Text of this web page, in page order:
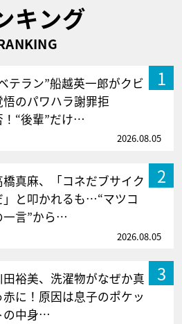
キング
1
テラン”船越英一郎がクビ
悟のパワハラ謝罪拒
！“後輩”だけ…
2026.08.05
2
橋真麻、「コネだブサイク
」と叩かれるも…“マツコ
一言”から…
2026.08.05
3
田裕美、洗濯物がなぜか真
赤に！原因は息子のポケッ
の中身…